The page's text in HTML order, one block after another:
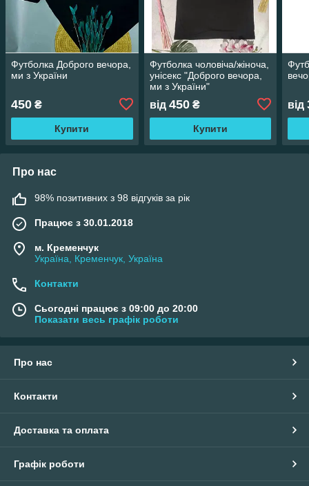
Футболка Доброго вечора,
ми з України
450 ₴
Купити
Футболка чоловіча/жіноча,
унісекс "Доброго вечора,
ми з України"
від 450₴
Купити
від
Про нас
98% позитивних з 98 відгуків за рік
Працює з 30.01.2018
м. Кременчук
Україна, Кременчук, Україна
Контакти
Сьогодні працює з 09:00 до 20:00
Показати весь графік роботи
Про нас
Контакти
Доставка та оплата
Графік роботи